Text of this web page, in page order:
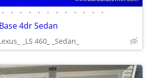
• • • • • • • • • • • •
4dr Sedan
_LS 460_ _Sedan_